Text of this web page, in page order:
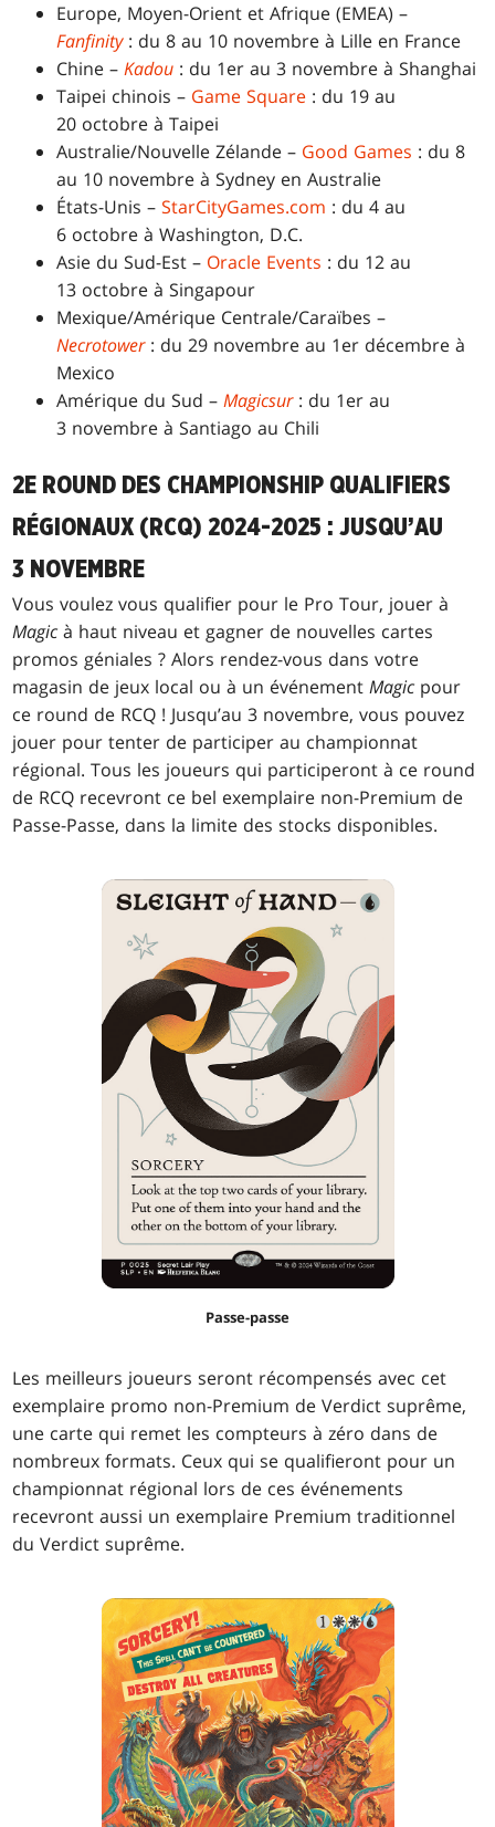
Europe, Moyen-Orient et Afrique (EMEA) –
Fanfinity: du 8 au 10 novembre à Lille en France
Chine –Kadou : du 1er au 3 novembre à Shanghai
Taipei chinois – Game Square : du 19 au
20 octobre à Taipei
Australie/Nouvelle Zélande – Good Games : du 8
au 10 novembre à Sydney en Australie
États-Unis –StarCityGames.com : du 4 au
6 octobre à Washington, D.C.
Asie du Sud-Est – Oracle Events : du 12 au
13 octobre à Singapour
Mexique/Amérique Centrale/Caraïbes –
Necrotower: du 29 novembre au 1er décembre à
Mexico
Amérique du Sud – Magicsur: du 1er au
3 novembre à Santiago au Chili
2E ROUND DES CHAMPIONSHIP QUALIFIERS
RÉGIONAUX (RCQ) 2024-2025 : JUSQU’AU
3 NOVEMBRE
Vous voulez vous qualifier pour le Pro Tour, jouer à
Magic à haut niveau et gagner de nouvelles cartes
promos géniales ? Alors rendez-vous dans votre
magasin de jeux local ou à un événementMagic pour
ce round de RCQ ! Jusqu’au 3 novembre, vous pouvez
jouer pour tenter de participer au championnat
régional. Tous les joueurs qui participeront à ce round
de RCQ recevront ce bel exemplaire non-Premium de
Passe-Passe, dans la limite des stocks disponibles.
Passe-passe
Les meilleurs joueurs seront récompensés avec cet
exemplaire promo non-Premium de Verdict suprême,
une carte qui remet les compteurs à zéro dans de
nombreux formats. Ceux qui se qualifieront pour un
championnat régional lors de ces événements
recevront aussi un exemplaire Premium traditionnel
du Verdict suprême.